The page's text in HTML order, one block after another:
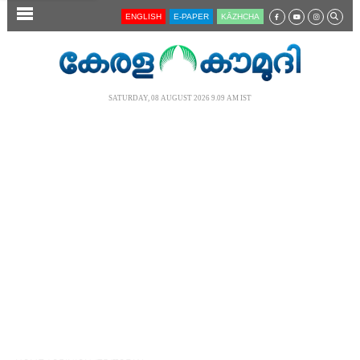
SECTIONS ENGLISH E-PAPER KĀZHCHA
SATURDAY, 08 AUGUST 2026 9.09 AM IST